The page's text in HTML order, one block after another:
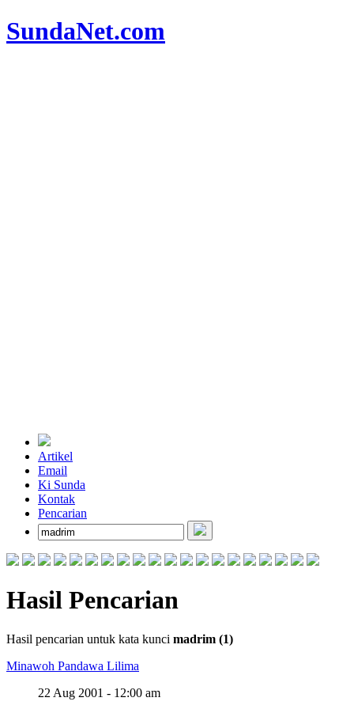
SundaNet.com
Artikel
Email
Ki Sunda
Kontak
Pencarian
Hasil Pencarian
Hasil pencarian untuk kata kunci madrim (1)
Minawoh Pandawa Lilima
22 Aug 2001 - 12:00 am